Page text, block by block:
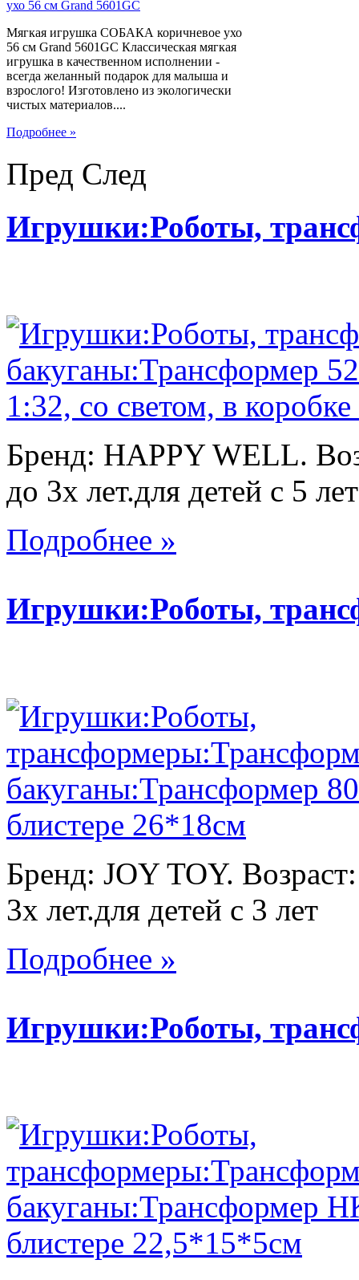
Мягкая игрушка СОБАКА коричневое ухо
56 см Grand 5601GC Классическая мягкая
игрушка в качественном исполнении -
всегда желанный подарок для малыша и
взрослого! Изготовлено из экологически
чистых материалов....
Подробнее »
Пред След
Игрушки:Роботы,
Бренд: HAPPY WELL.
до 3х лет.для детей с 5 лет
Подробнее »
Игрушки:Роботы,
Бренд: JOY TOY.
3х лет.для детей с 3 лет
Подробнее »
Игрушки:Роботы,